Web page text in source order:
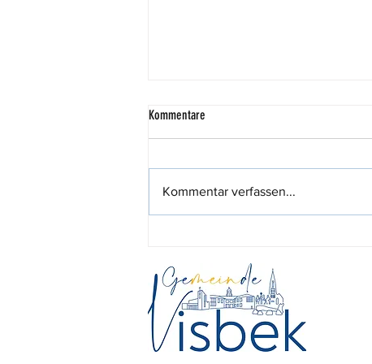
444,44 Euro für den guten Zweck
Kommentare
Kommentar verfassen...